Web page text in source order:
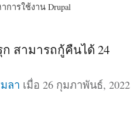
ารใช้งาน Drupal
สามารถกู้คืนได้ 24
ลา เมื่อ 26 กุมภาพันธ์, 2022